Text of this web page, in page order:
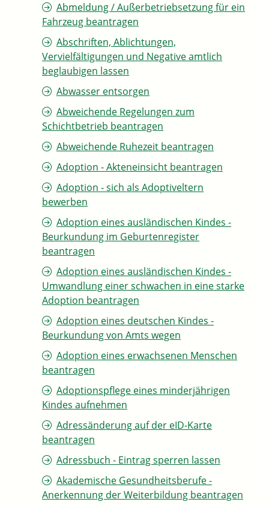
Abmeldung / Außerbetriebsetzung für ein
Fahrzeug beantragen
Abschriften, Ablichtungen,
Vervielfältigungen und Negative amtlich
beglaubigen lassen
Abwasser entsorgen
Abweichende Regelungen zum
Schichtbetrieb beantragen
Abweichende Ruhezeit beantragen
Adoption - Akteneinsicht beantragen
Adoption - sich als Adoptiveltern
bewerben
Adoption eines ausländischen Kindes -
Beurkundung im Geburtenregister
beantragen
Adoption eines ausländischen Kindes -
Umwandlung einer schwachen in eine starke
Adoption beantragen
Adoption eines deutschen Kindes -
Beurkundung von Amts wegen
Adoption eines erwachsenen Menschen
beantragen
Adoptionspflege eines minderjährigen
Kindes aufnehmen
Adressänderung auf der eID-Karte
beantragen
Adressbuch - Eintrag sperren lassen
Akademische Gesundheitsberufe -
Anerkennung der Weiterbildung beantragen